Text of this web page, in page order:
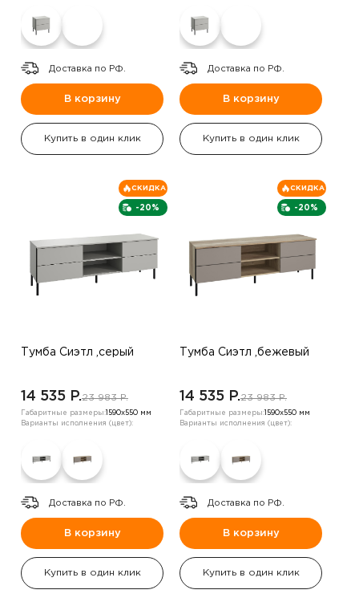
Доставка по РФ.
В корзину
Купить в один клик
Доставка по РФ.
В корзину
Купить в один клик
-20%
СКИДКА
Тумба Сиэтл ,серый
14 535 P.23 983 P.
Габаритные размеры: 1590х550 мм
Варианты исполнения (цвет):
Доставка по РФ.
В корзину
Купить в один клик
-20%
СКИДКА
Тумба Сиэтл ,бежевый
14 535 P.23 983 P.
Габаритные размеры: 1590х550 мм
Варианты исполнения (цвет):
Доставка по РФ.
В корзину
Купить в один клик